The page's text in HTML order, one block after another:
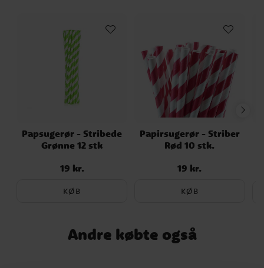
Papsugerør - Stribede
Grønne 12 stk
Pris: 19 kr.
19 kr.
KØB
Papirsugerør - Striber
Rød 10 stk.
Pris: 19 kr.
19 kr.
KØB
Andre købte også